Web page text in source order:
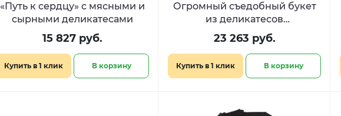
«Путь к сердцу» с мясными и
сырными деликатесами
15 827 руб.
Купить в 1 клик В корзину
Огромный съедобный букет
из деликатесов
«Средиземноморье»
23 263 руб.
Купить в 1 клик В корзину